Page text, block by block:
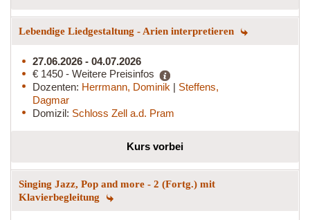
Lebendige Liedgestaltung - Arien interpretieren
27.06.2026 - 04.07.2026
€ 1450 - Weitere Preisinfos
Dozenten: Herrmann, Dominik | Steffens,
Dagmar
Domizil: Schloss Zell a.d. Pram
Kurs vorbei
Singing Jazz, Pop and more - 2 (Fortg.) mit
Klavierbegleitung